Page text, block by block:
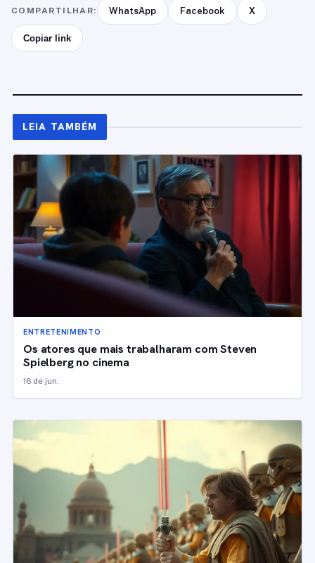
COMPARTILHAR: WhatsApp Facebook X
Copiar link
LEIA TAMBÉM
ENTRETENIMENTO
Os atores que mais trabalharam com Steven
Spielberg no cinema
16 de jun.